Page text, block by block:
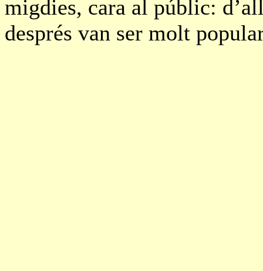
migdies, cara al públic:
després van ser molt